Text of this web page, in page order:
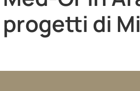
progetti di